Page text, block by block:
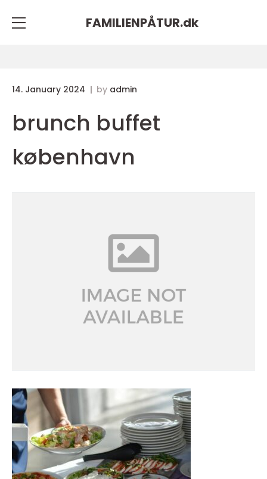
FAMILIENPÅTUR.dk
14. January 2024 by admin
brunch buffet
københavn